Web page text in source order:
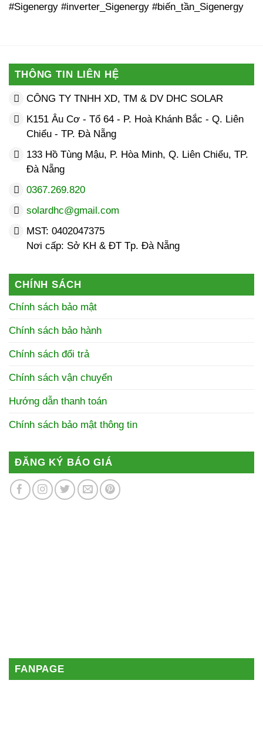
#Sigenergy #inverter_Sigenergy #biến_tần_Sigenergy
THÔNG TIN LIÊN HỆ
CÔNG TY TNHH XD, TM & DV DHC SOLAR
K151 Âu Cơ - Tổ 64 - P. Hoà Khánh Bắc - Q. Liên
Chiểu - TP. Đà Nẵng
133 Hồ Tùng Mậu, P. Hòa Minh, Q. Liên Chiểu, TP.
Đà Nẵng
0367.269.820
solardhc@gmail.com
MST: 0402047375
Nơi cấp: Sở KH & ĐT Tp. Đà Nẵng
CHÍNH SÁCH
Chính sách bảo mật
Chính sách bảo hành
Chính sách đổi trả
Chính sách vận chuyển
Hướng dẫn thanh toán
Chính sách bảo mật thông tin
ĐĂNG KÝ BÁO GIÁ
FANPAGE